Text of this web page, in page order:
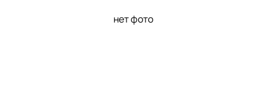
нет фото